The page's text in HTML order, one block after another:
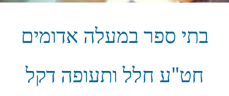
בתי ספר במעלה אדומים
חט"ע חלל ותעופה דקל